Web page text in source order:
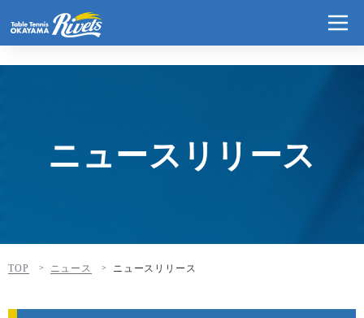
ニュースリリース
TOP ニュース ニュースリリース